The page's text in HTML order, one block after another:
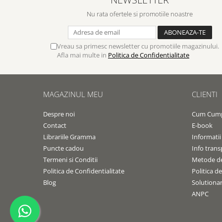
Lupta Spirituala
Schimbarea caracterului
Viata din belsug
Despre afaceri
Dezvoltare personala
Leadership
Sanatate / nutritie
Nu rata ofertele si promotiile noastre
Vreau sa primesc newsletter cu promotiile magazinului.
Afla mai multe in Politica de Confidentialitate
MAGAZINUL MEU
Despre noi
Contact
Librariile Gramma
Puncte cadou
Termeni si Conditii
Politica de Confidentialitate
Blog
CLIENTI
Cum
E-book
Info
Metode
Politica
ANPC